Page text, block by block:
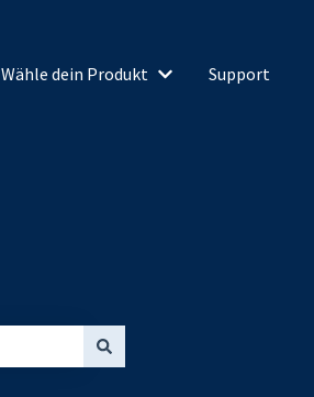
Wähle dein Produkt
Untermenü für
Support